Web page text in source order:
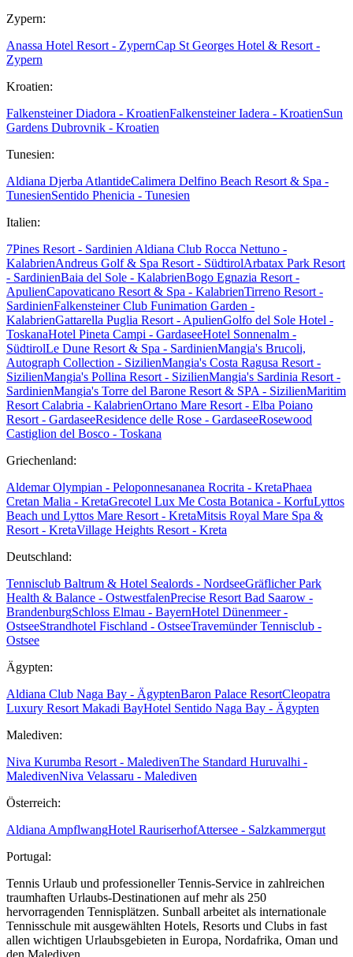
Zypern:
Anassa Hotel Resort - ZypernCap St Georges Hotel & Resort -
Zypern
Kroatien:
Falkensteiner Diadora - KroatienFalkensteiner Iadera - KroatienSun
Gardens Dubrovnik - Kroatien
Tunesien:
Aldiana Djerba AtlantideCalimera Delfino Beach Resort & Spa -
TunesienSentido Phenicia - Tunesien
Italien:
7Pines Resort - Sardinien Aldiana Club Rocca Nettuno -
KalabrienAndreus Golf & Spa Resort - SüdtirolArbatax Park Resort
- SardinienBaia del Sole - KalabrienBogo Egnazia Resort -
ApulienCapovaticano Resort & Spa - KalabrienTirreno Resort -
SardinienFalkensteiner Club Funimation Garden -
KalabrienGattarella Puglia Resort - ApulienGolfo del Sole Hotel -
ToskanaHotel Pineta Campi - GardaseeHotel Sonnenalm -
SüdtirolLe Dune Resort & Spa - SardinienMangia's Brucoli,
Autograph Collection - SizilienMangia's Costa Ragusa Resort -
SizilienMangia's Pollina Resort - SizilienMangia's Sardinia Resort -
SardinienMangia's Torre del Barone Resort & SPA - SizilienMaritim
Resort Calabria - KalabrienOrtano Mare Resort - Elba Poiano
Resort - GardaseeResidence delle Rose - GardaseeRosewood
Castiglion del Bosco - Toskana
Griechenland:
Aldemar Olympian - Peloponnesananea Rocrita - KretaPhaea
Cretan Malia - KretaGrecotel Lux Me Costa Botanica - KorfuLyttos
Beach und Lyttos Mare Resort - KretaMitsis Royal Mare Spa &
Resort - KretaVillage Heights Resort - Kreta
Deutschland:
Tennisclub Baltrum & Hotel Sealords - NordseeGräflicher Park
Health & Balance - OstwestfalenPrecise Resort Bad Saarow -
BrandenburgSchloss Elmau - BayernHotel Dünenmeer -
OstseeStrandhotel Fischland - OstseeTravemünder Tennisclub -
Ostsee
Ägypten:
Aldiana Club Naga Bay - ÄgyptenBaron Palace ResortCleopatra
Luxury Resort Makadi BayHotel Sentido Naga Bay - Ägypten
Malediven:
Niva Kurumba Resort - MaledivenThe Standard Huruvalhi -
MaledivenNiva Velassaru - Malediven
Österreich:
Aldiana AmpflwangHotel RauriserhofAttersee - Salzkammergut
Portugal:
Tennis Urlaub und professioneller Tennis-Service in zahlreichen
traumhaften Urlaubs-Destinationen auf mehr als 250
hervorragenden Tennisplätzen. Sunball arbeitet als internationale
Tennisschule mit ausgewählten Hotels, Resorts und Clubs in fast
allen wichtigen Urlaubsgebieten in Europa, Nordafrika, Oman und